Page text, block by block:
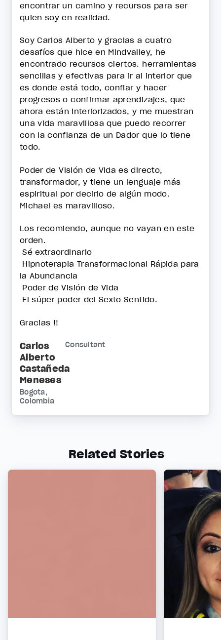
encontrar un camino y recursos para ser
quien soy en realidad.
Soy Carlos Alberto y gracias a cuatro
desafíos que hice en Mindvalley, he
encontrado recursos ciertos. herramientas
sencillas y efectivas para ir al interior que
es donde está todo, confiar y hacer
progresos o confirmar aprendizajes, que
ahora están interiorizados, y me muestran
una vida maravillosa que puedo recorrer
con la confianza de un Dador que lo tiene
todo.
Poder de Visión de Vida es directo,
transformador, y tiene un lenguaje más
espiritual por decirlo de algún modo.
Michael es maravilloso.
Los recomiendo, aunque no vayan en este
orden.
Sé extraordinario
Hipnoterapia Transformacional Rápida para
la Abundancia
Poder de Visión de Vida
El súper poder del Sexto Sentido.
Gracias !!
Carlos
Alberto
Castañeda
Meneses
Consultant
Bogota,
Colombia
Related Stories